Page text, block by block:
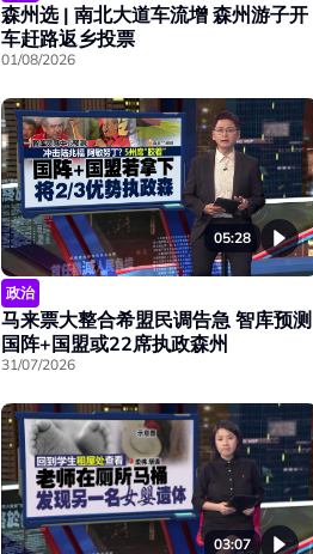
森州选 | 南北大道车流增 森州游子开
车赶路返乡投票
01/08/2026
05:28
政治
马来票大整合希盟民调告急 智库预测
国阵+国盟或22席执政森州
31/07/2026
03:07